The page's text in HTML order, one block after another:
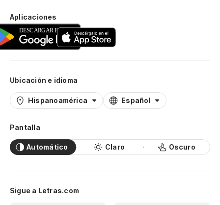
Aplicaciones
Ubicación e idioma
Hispanoamérica Español
Pantalla
Automático Claro Oscuro
Sigue a Letras.com